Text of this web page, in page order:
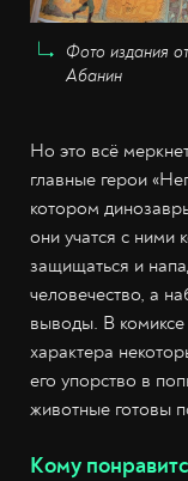
Фото издания
Абанин
Но это всё
главные герои
котором
они учатся с ними
защищаться и
человечество, а
выводы. В
характера
его упорство в
животные готовы
Кому